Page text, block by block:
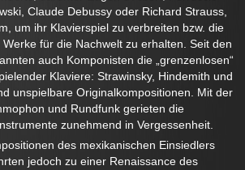
Claude Debussy oder Richard Strauss,
um ihr Klavierspiel zu verbreiten bzw. die
für die Nachwelt zu erhalten. Seit den
auch Komponisten die „grenzenlosen“
Klaviere: Strawinsky, Hindemith und
unspielbare Originalkompositionen. Mit der
und Rundfunk gerieten die
zunehmend in Vergessenheit.
des mexikanischen Einsiedlers
jedoch zu einer Renaissance des